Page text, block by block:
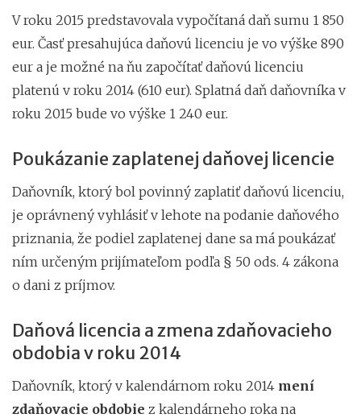
V roku 2015 predstavovala vypočítaná daň sumu 1 850
eur. Časť presahujúca daňovú licenciu je vo výške 890
eur a je možné na ňu započítať daňovú licenciu
platenú v roku 2014 (610 eur). Splatná daň daňovníka v
roku 2015 bude vo výške 1 240 eur.
Poukázanie zaplatenej daňovej licencie
Daňovník, ktorý bol povinný zaplatiť daňovú licenciu,
je oprávnený vyhlásiť v lehote na podanie daňového
priznania, že podiel zaplatenej dane sa má poukázať
ním určeným prijímateľom podľa § 50 ods. 4 zákona
o dani z príjmov.
Daňová licencia a zmena zdaňovacieho
obdobia v roku 2014
Daňovník, ktorý v kalendárnom roku 2014 mení
zdaňovacie obdobie z kalendárneho roka na